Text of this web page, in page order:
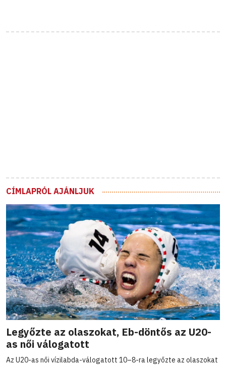
CÍMLAPRÓL AJÁNLJUK
Legyőzte az olaszokat, Eb-döntős az U20-
as női válogatott
Az U20-as női vízilabda-válogatott 10–8-ra legyőzte az olaszokat